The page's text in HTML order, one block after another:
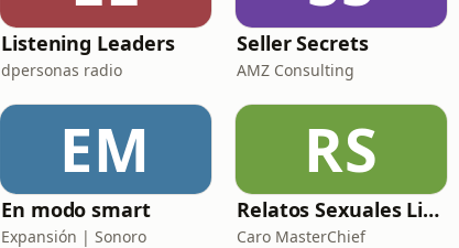
Listening Leaders
dpersonas radio
Seller Secrets
AMZ Consulting
EM
En modo smart
Expansión | Sonoro
RS
Relatos Sexuales Liberales
Caro MasterChief